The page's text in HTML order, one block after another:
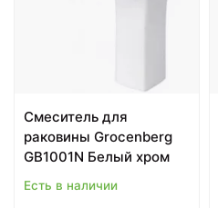
Cмеситель для
раковины Grocenberg
GB1001N Белый хром
Есть в наличии